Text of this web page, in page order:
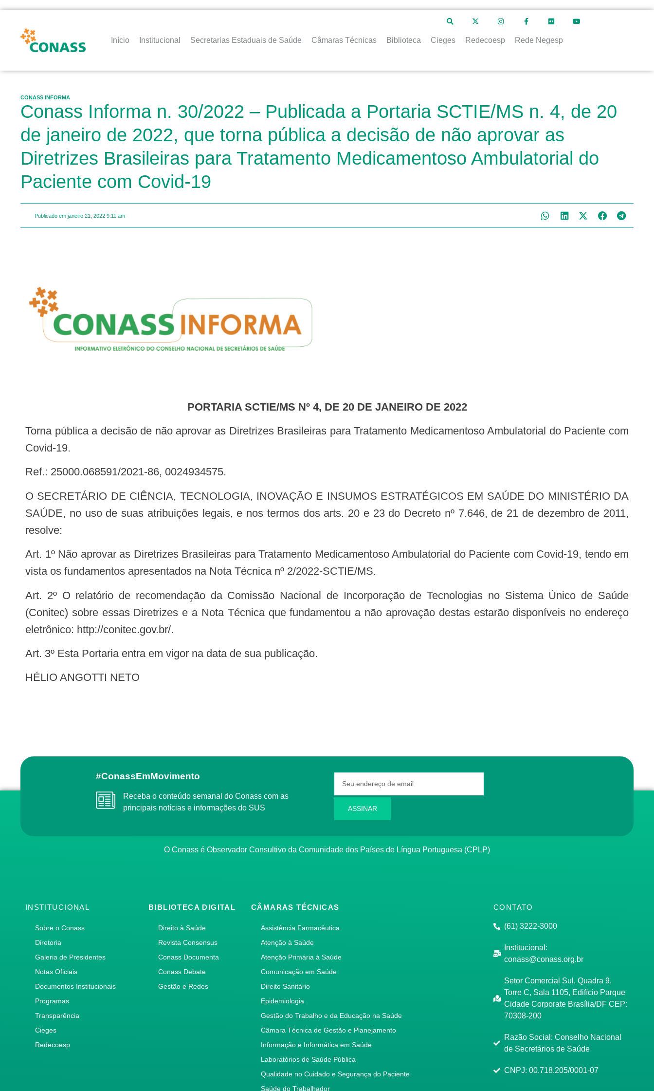
Início Institucional Secretarias Estaduais de Saúde Câmaras Técnicas Biblioteca Cieges Redecoesp Rede Negesp
CONASS INFORMA
Conass Informa n. 30/2022 – Publicada a Portaria SCTIE/MS n. 4, de 20
de janeiro de 2022, que torna pública a decisão de não aprovar as
Diretrizes Brasileiras para Tratamento Medicamentoso Ambulatorial do
Paciente com Covid-19
Publicado em janeiro 21, 2022 9:11 am
PORTARIA SCTIE/MS Nº 4, DE 20 DE JANEIRO DE 2022
Torna pública a decisão de não aprovar as Diretrizes Brasileiras para Tratamento Medicamentoso Ambulatorial do Paciente com
Covid-19.
Ref.: 25000.068591/2021-86, 0024934575.
O SECRETÁRIO DE CIÊNCIA, TECNOLOGIA, INOVAÇÃO E INSUMOS ESTRATÉGICOS EM SAÚDE DO MINISTÉRIO DA
SAÚDE, no uso de suas atribuições legais, e nos termos dos arts. 20 e 23 do Decreto nº 7.646, de 21 de dezembro de 2011,
resolve:
Art. 1º Não aprovar as Diretrizes Brasileiras para Tratamento Medicamentoso Ambulatorial do Paciente com Covid-19, tendo em
vista os fundamentos apresentados na Nota Técnica nº 2/2022-SCTIE/MS.
Art. 2º O relatório de recomendação da Comissão Nacional de Incorporação de Tecnologias no Sistema Único de Saúde
(Conitec) sobre essas Diretrizes e a Nota Técnica que fundamentou a não aprovação destas estarão disponíveis no endereço
eletrônico: http://conitec.gov.br/.
Art. 3º Esta Portaria entra em vigor na data de sua publicação.
HÉLIO ANGOTTI NETO
#ConassEmMovimento
Receba o conteúdo semanal do Conass com as
principais notícias e informações do SUS
ASSINAR
O Conass é Observador Consultivo da Comunidade dos Países de Língua Portuguesa (CPLP)
INSTITUCIONAL
Sobre o Conass
Diretoria
Galeria de Presidentes
Notas Oficiais
Documentos Institucionais
Programas
Transparência
Cieges
Redecoesp
BIBLIOTECA DIGITAL
Direito à Saúde
Revista Consensus
Conass Documenta
Conass Debate
Gestão e Redes
CÂMARAS TÉCNICAS
Assistência Farmacêutica
Atenção à Saúde
Atenção Primária à Saúde
Comunicação em Saúde
Direito Sanitário
Epidemiologia
Gestão do Trabalho e da Educação na Saúde
Câmara Técnica de Gestão e Planejamento
Informação e Informática em Saúde
Laboratórios de Saúde Pública
Qualidade no Cuidado e Segurança do Paciente
Saúde do Trabalhador
CONTATO
(61) 3222-3000
Institucional:
conass@conass.org.br
Setor Comercial Sul, Quadra 9,
Torre C, Sala 1105, Edifício Parque
Cidade Corporate Brasília/DF CEP:
70308-200
Razão Social: Conselho Nacional
de Secretários de Saúde
CNPJ: 00.718.205/0001-07